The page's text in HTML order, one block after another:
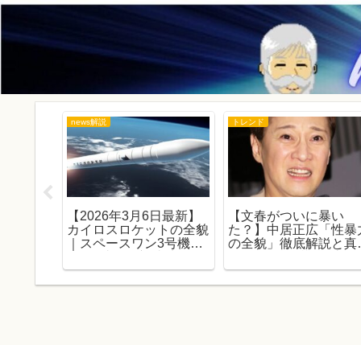
news解説
【2026年3月6日最新】
カイロスロケットの全貌
｜スペースワン3号機失
課題とスペースポート紀
伊の軌跡を徹底解説
トレンド
【文春がついに暴い
た？】中居正広「性暴
の全貌」徹底解説と真
全履歴と社会への波紋